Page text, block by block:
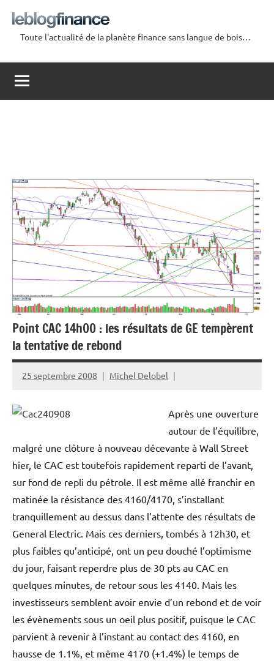
contenu
Blog
Finance
Toute l'actualité de la planète finance sans langue de bois…
Point CAC 14h00 : les résultats de GE tempèrent
la tentative de rebond
25 septembre 2008 Michel Delobel
Après une ouverture
autour de l’équilibre,
malgré une clôture à nouveau décevante à Wall Street
hier, le CAC est toutefois rapidement reparti de l’avant,
sur fond de repli du pétrole. Il est même allé franchir en
matinée la résistance des 4160/4170, s’installant
tranquillement au dessus dans l’attente des résultats de
General Electric. Mais ces derniers, tombés à 12h30, et
plus faibles qu’anticipé, ont un peu douché l’optimisme
du jour, faisant reperdre plus de 30 pts au CAC en
quelques minutes, de retour sous les 4140. Mais les
investisseurs semblent avoir envie d’un rebond et de voir
les évènements sous un oeil plus positif, puisque le CAC
parvient à revenir à l’instant au contact des 4160, en
hausse de 1.1%, et même 4170 (+1.4%) le temps de